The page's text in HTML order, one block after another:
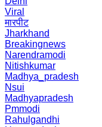
Viral
मारपीट
Jharkhand
Breakingnews
Narendramodi
Nitishkumar
Madhya_pradesh
Nsui
Madhyapradesh
Pmmodi
Rahulgandhi